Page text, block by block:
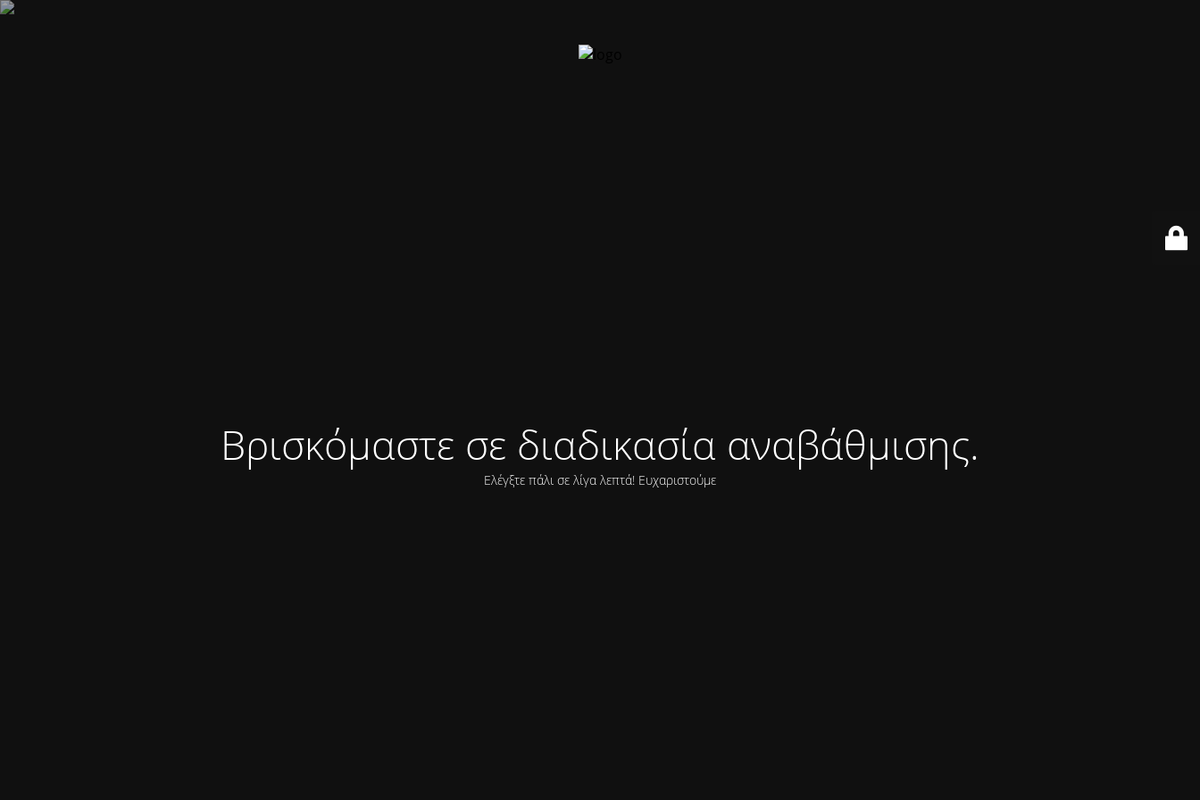
Βρισκόμαστε σε διαδικασία αναβάθμισης.
Ελέγξτε πάλι σε λίγα λεπτά! Ευχαριστούμε